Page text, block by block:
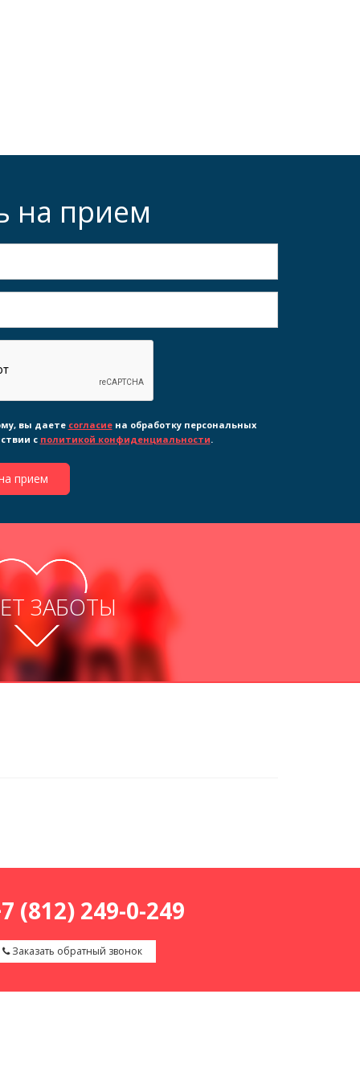
на прием
вы даете согласиена обработку персональных
с политикой конфиденциальности.
прием
ЗАБОТЫ
(812) 249-0-249
Заказать обратный звонок